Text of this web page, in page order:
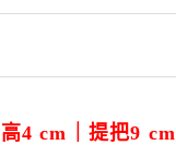
4 cm｜提把9 cm